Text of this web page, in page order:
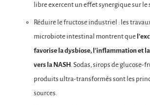
libre exercent un effet synergique sur le
Réduire le fructose industriel : les
microbiote intestinal montrent que
favorise la dysbiose, l’inflammation et
vers la NASH . Sodas, sirops de glucose-
produits ultra-transformés sont les
sources.